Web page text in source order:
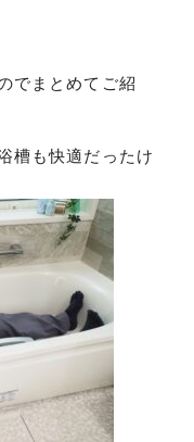
でまとめてご紹
槽も快適だったけ